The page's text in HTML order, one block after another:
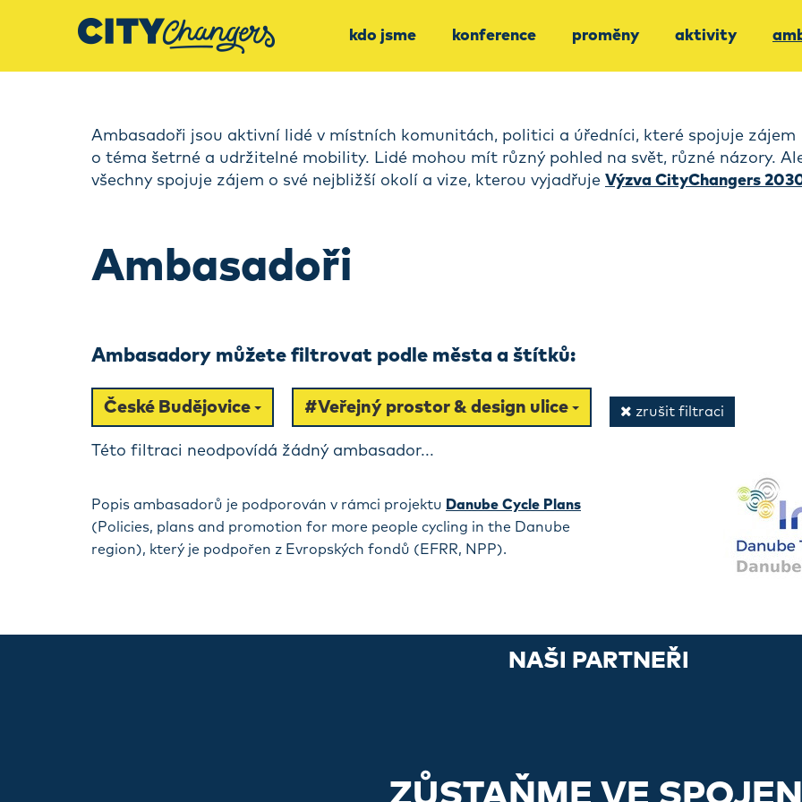
kdo jsme konference proměny aktivity
Ambasadoři jsou aktivní lidé v místních komunitách, politici a úředníci, které spojuje zájem
o téma šetrné a udržitelné mobility. Lidé mohou mít různý pohled na svět, různé názory.
všechny spojuje zájem o své nejbližší okolí a vize, kterou vyjadřuje Výzva CityChangers
Ambasadoři
Ambasadory můžete filtrovat podle města a štítků:
České Budějovice #Veřejný prostor & design ulice zrušit filtraci
Této filtraci neodpovídá žádný ambasador...
Popis ambasadorů je podporován v rámci projektu Danube Cycle Plans
(Policies, plans and promotion for more people cycling in the Danube
region), který je podpořen z Evropských fondů (EFRR, NPP).
NAŠI PARTNEŘI